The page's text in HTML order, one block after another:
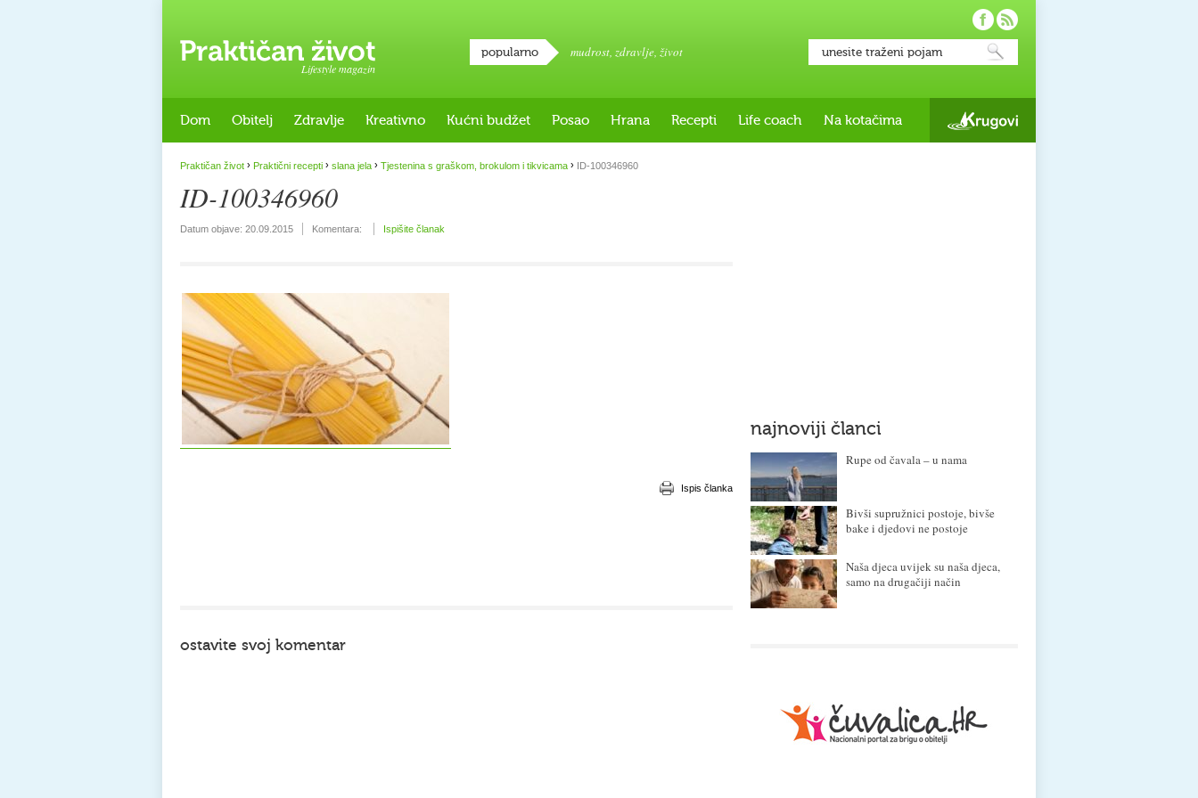
Lifestyle magazin
popularno mudrost, zdravlje, život
Dom Obitelj Zdravlje Kreativno Kućni budžet Posao Hrana Recepti Life coach Na kotačima
Praktičan život › Praktični recepti › slana jela › Tjestenina s graškom, brokulom i tikvicama › ID-100346960
ID-100346960
Datum objave: 20.09.2015 Komentara: Ispišite članak
Ispis članka
ostavite svoj komentar
najnoviji članci
Rupe od čavala – u nama
Bivši supružnici postoje, bivše
bake i djedovi ne postoje
Naša djeca uvijek su naša djeca,
samo na drugačiji način